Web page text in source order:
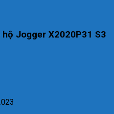
hộ Jogger X2020P31 S3